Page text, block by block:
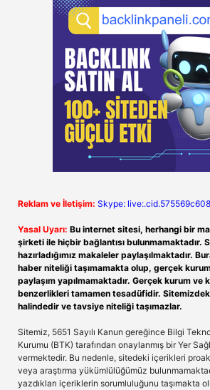
Reklam ve İletişim: Skype:
Yasal Uyarı: Bu internet sitesi, herhangi bir
şirketi ile hiçbir bağlantısı bulunmamaktadır.
hazırladığımız makaleler paylaşılmaktadır.
haber niteliği taşımamakta olup, gerçek
paylaşım yapılmamaktadır. Gerçek kurum ve
benzerlikleri tamamen tesadüfidir.
halindedir ve tavsiye niteliği taşımazlar.
Sitemiz, 5651 Sayılı Kanun gereğince Bilgi
Kurumu (BTK) tarafından onaylanmış bir Yer
vermektedir. Bu nedenle, sitedeki içerikleri
veya araştırma yükümlülüğümüz
yazdıkları içeriklerin sorumluluğunu taşımakta